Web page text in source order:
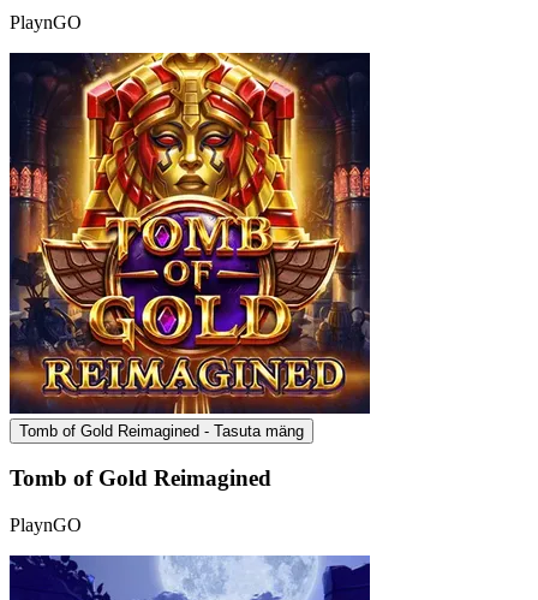
PlaynGO
Tomb of Gold Reimagined - Tasuta mäng
Tomb of Gold Reimagined
PlaynGO